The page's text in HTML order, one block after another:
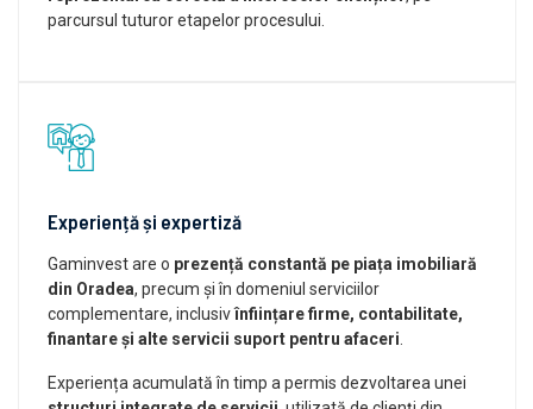
parcursul tuturor etapelor procesului.
Experiență și expertiză
Gaminvest are o prezență constantă pe piața imobiliară
din Oradea, precum și în domeniul serviciilor
complementare, inclusivînființare firme, contabilitate,
finantare și alte servicii suport pentru afaceri
Experiența acumulată în timp a permis dezvoltarea unei